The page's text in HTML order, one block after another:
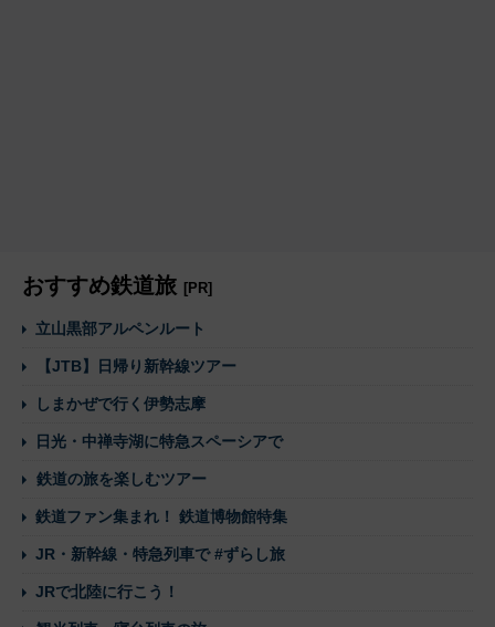
おすすめ鉄道旅 [PR]
立山黒部アルペンルート
【JTB】日帰り新幹線ツアー
しまかぜで行く伊勢志摩
日光・中禅寺湖に特急スペーシアで
鉄道の旅を楽しむツアー
鉄道ファン集まれ！ 鉄道博物館特集
JR・新幹線・特急列車で #ずらし旅
JRで北陸に行こう！